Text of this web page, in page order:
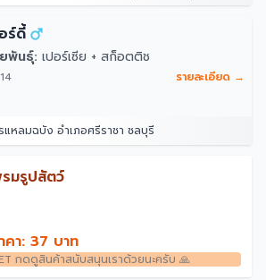
ร์ดี้
พันธุ์: เปอร์เซีย + สก็อตติช
14 รายละเอียด →
แหลมฉบัง อำเภอศรีราชา ชลบุรี
มรูปสัตว์
คา: 37 บาท
กดดูสินค้าสนับสนุนเราด้วยนะครับ 🙏